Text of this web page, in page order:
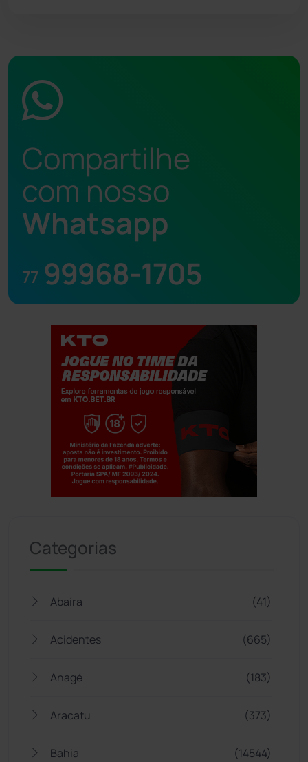
Compartilhe
com nosso
Whatsapp
77 99968-1705
Categorias
Abaíra (41)
Acidentes (665)
Anagé (183)
Aracatu (373)
Bahia (14544)